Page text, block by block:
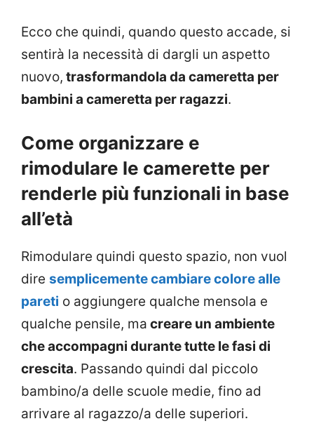
Ecco che quindi, quando questo accade, si
sentirà la necessità di dargli un aspetto
nuovo, trasformandola da cameretta per
bambini a cameretta per ragazzi.
Come organizzare e
rimodulare le camerette per
renderle più funzionali in base
all’età
Rimodulare quindi questo spazio, non vuol
dire semplicemente cambiare colore alle
pareti o aggiungere qualche mensola e
qualche pensile, ma creare un ambiente
che accompagni durante tutte le fasi di
crescita. Passando quindi dal piccolo
bambino/a delle scuole medie, fino ad
arrivare al ragazzo/a delle superiori.